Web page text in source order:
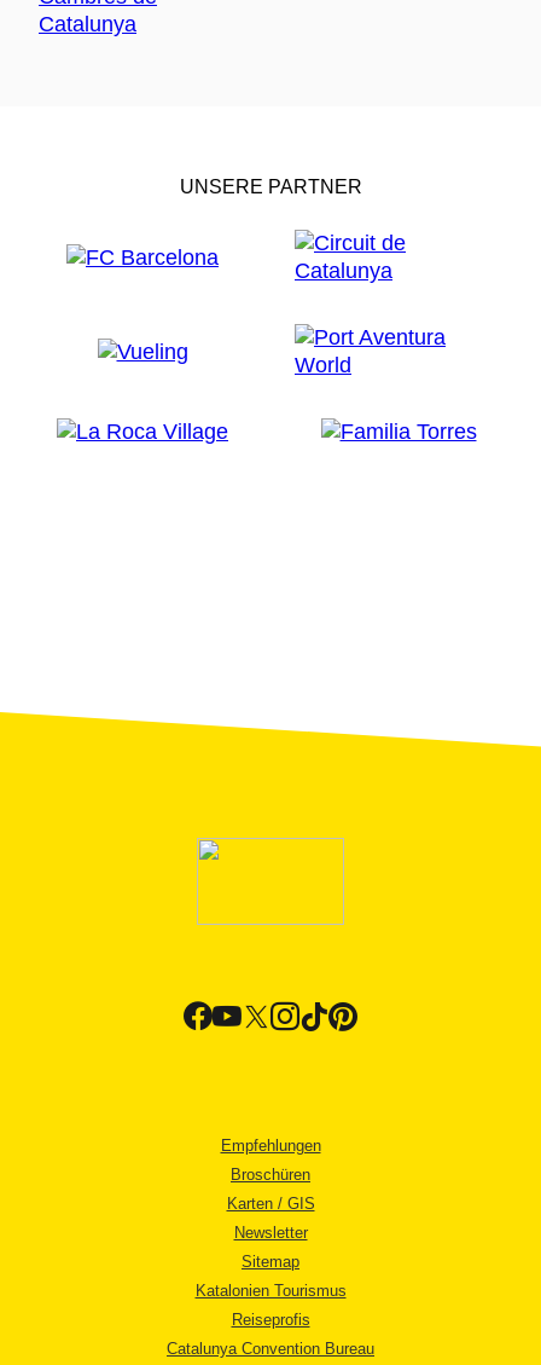
UNSERE PARTNER
Empfehlungen
Broschüren
Karten / GIS
Newsletter
Sitemap
Katalonien Tourismus
Reiseprofis
Catalunya Convention Bureau